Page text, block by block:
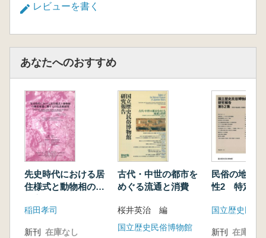
レビューを書く
あなたへのおすすめ
先史時代における居
住様式と動物相の歴
比較研究
稲田孝司
新刊 在庫なし
古代・中世の都市を
めぐる流通と消費
桜井英治 編
国立歴史民俗博物館
民俗の地域
性2 特定研
性」成果報
国立歴史民俗
新刊 在庫なし